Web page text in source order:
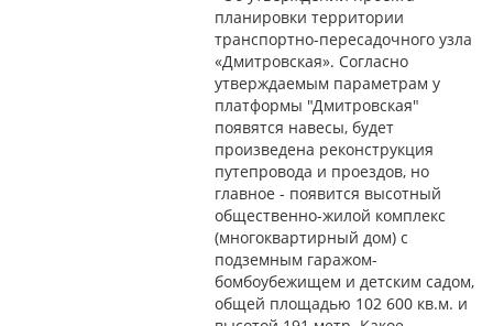
планировки территории
транспортно-пересадочного узла
«Дмитровская». Согласно
утверждаемым параметрам у
платформы "Дмитровская"
появятся навесы, будет
произведена реконструкция
путепровода и проездов, но
главное - появится высотный
общественно-жилой комплекс
(многоквартирный дом) с
подземным гаражом-
бомбоубежищем и детским садом,
общей площадью 102 600 кв.м. и